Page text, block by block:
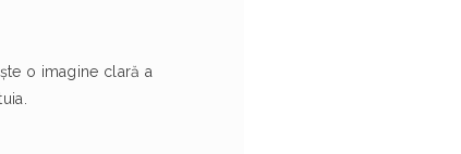
o imagine clară a